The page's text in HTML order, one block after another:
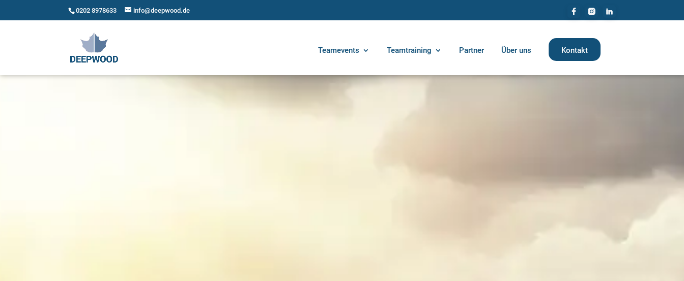
0202 8978633 info@deepwood.de
Teamevents Teamtraining Partner Über uns Kontakt